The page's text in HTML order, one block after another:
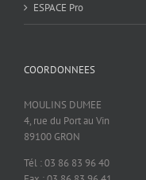
ESPACE Pro
COORDONNEES
MOULINS DUMEE
4, rue du Port au Vin
89100 GRON
Tél : 03 86 83 96 40